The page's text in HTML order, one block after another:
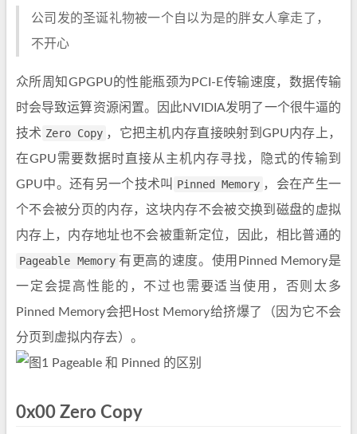
公司发的圣诞礼物被一个自以为是的胖女人拿走了，
不开心
众所周知GPGPU的性能瓶颈为PCI-E传输速度，数据传输
时会导致运算资源闲置。因此NVIDIA发明了一个很牛逼的
技术 Zero Copy ，它把主机内存直接映射到GPU内存上，
在GPU需要数据时直接从主机内存寻找，隐式的传输到
GPU中。还有另一个技术叫 Pinned Memory ，会在产生一
个不会被分页的内存，这块内存不会被交换到磁盘的虚拟
内存上，内存地址也不会被重新定位，因此，相比普通的
Pageable Memory 有更高的速度。使用Pinned Memory是
一定会提高性能的，不过也需要适当使用，否则太多
Pinned Memory会把Host Memory给挤爆了（因为它不会
分页到虚拟内存去）。
0x00 Zero Copy